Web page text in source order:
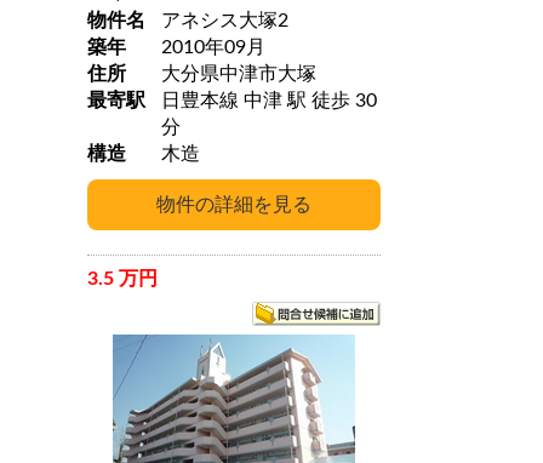
物件名
アネシス大塚2
築年
2010年09月
住所
大分県中津市大塚
最寄駅
日豊本線 中津 駅 徒歩 30
分
構造
木造
3.5 万円